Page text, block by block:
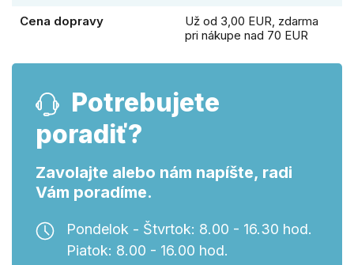
Cena dopravy
Už od 3,00 EUR, zdarma
pri nákupe nad 70 EUR
Potrebujete
poradiť?
Zavolajte alebo nám napíšte, radi
Vám poradíme.
Pondelok - Štvrtok: 8.00 - 16.30 hod.
Piatok: 8.00 - 16.00 hod.